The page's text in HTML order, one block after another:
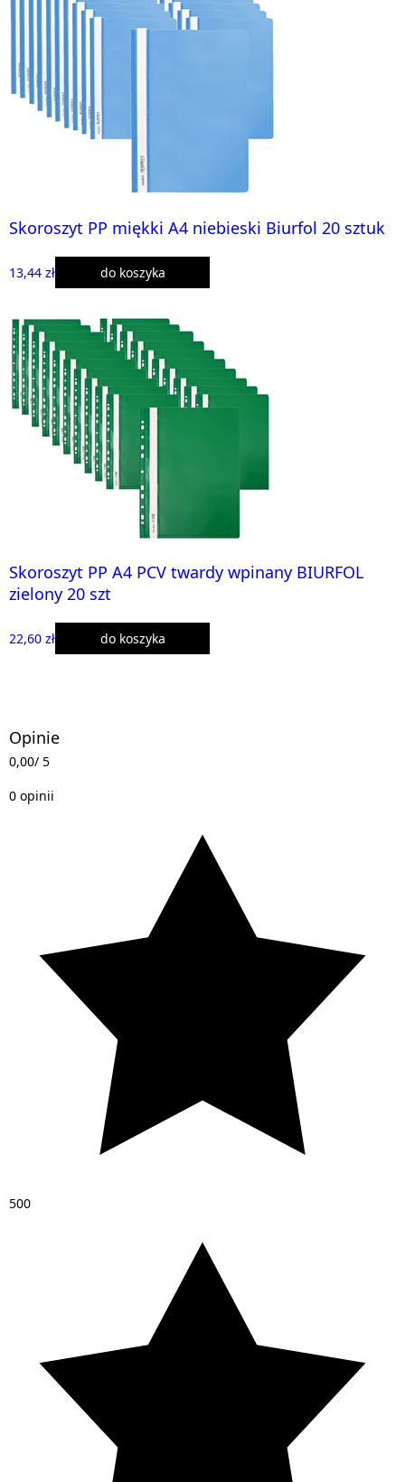
Skoroszyt PP miękki A4 niebieski Biurfol 20 sztuk
13,44 zł do koszyka
Skoroszyt PP A4 PCV twardy wpinany BIURFOL
zielony 20 szt
22,60 zł do koszyka
Opinie
0,00/ 5
0 opinii
500